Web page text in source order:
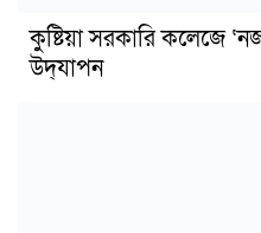
কুষ্টিয়া সরকারি কলেজে
উদ্‌যাপন